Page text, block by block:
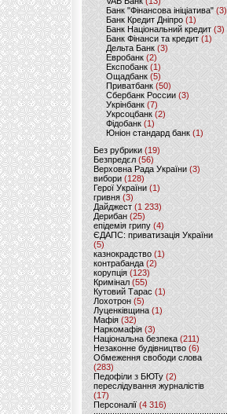
Банк "Фінансова ініціатива" (3)
Банк Кредит Дніпро (1)
Банк Національний кредит (3)
Банк Фінанси та кредит (1)
Дельта Банк (3)
Евробанк(2)
Експобанк (1)
Ощадбанк(5)
Приватбанк (50)
Сбербанк России (3)
Укрінбанк(7)
Укрсоцбанк (2)
Фідобанк (1)
Юніон стандард банк(1)
Без рубрики (19)
Безпредєл(56)
Верховна Рада України (3)
вибори(128)
Герої України(1)
гривня (3)
Дайджест (1 233)
Дерибан (25)
епідемія грипу (4)
ЄДАПС: приватизація України
(5)
казнокрадство (1)
контрабанда (2)
корупція (123)
Кримінал (55)
Кутовий Тарас (1)
Лохотрон(5)
Луценківщина (1)
Мафія (32)
Наркомафія (3)
Національна безпека (211)
Незаконне будівництво(6)
Обмеження свободи слова
(283)
Педофіли з БЮТу (2)
переслідування журналістів
(17)
Персоналії (4 316)